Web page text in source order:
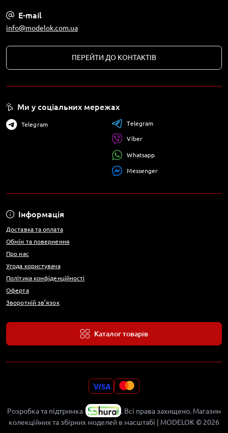
E-mail
info@modelok.com.ua
ПЕРЕЙТИ ДО КОНТАКТІВ
Інформація
Доставка та оплата
Обмін та повернення
Про нас
Угода користувача
Політика конфіденційності
Оферта
Зворотній зв’язок
Каталог товарів
Ми у соціальних мережах
Telegram Telegram
Viber
Whatsapp
Messenger
Розробка та підтримка . Всі права захищено. Магазин
колекційних та збірних моделей в масштабі | MODELOK © 2026